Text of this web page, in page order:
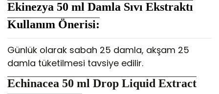
Ekinezya 50 ml Damla Sıvı Ekstraktı
Kullanım Önerisi:
Günlük olarak sabah 25 damla, akşam 25
damla tüketilmesi tavsiye edilir.
Echinacea 50 ml Drop Liquid Extract